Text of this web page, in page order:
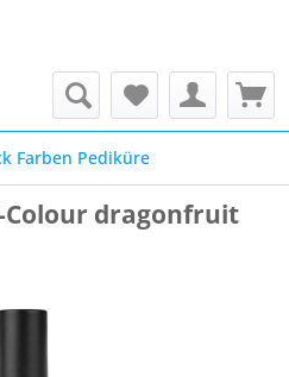
Farben Pediküre
Colour dragonfruit